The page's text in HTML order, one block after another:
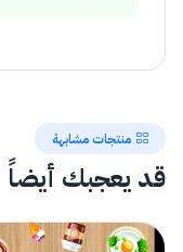
منتجات مشابهة
قد يعجبك أيضاً